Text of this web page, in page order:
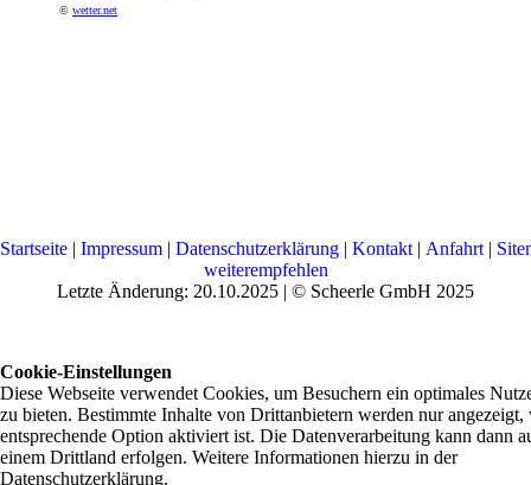
© wetter.net
Startseite | Impressum | Datenschutzerklärung | Kontakt | Anfahrt |
weiterempfehlen
Letzte Änderung: 20.10.2025 | © Scheerle GmbH 2025
Cookie-Einstellungen
Diese Webseite verwendet Cookies, um Besuchern ein optimales
zu bieten. Bestimmte Inhalte von Drittanbietern werden nur angezeigt,
entsprechende Option aktiviert ist. Die Datenverarbeitung kann dann
einem Drittland erfolgen. Weitere Informationen hierzu in der
Datenschutzerklärung.